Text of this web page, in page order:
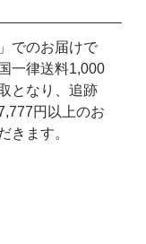
でのお届けで
一律送料1,000
となり、追跡
円以上のお
きます。